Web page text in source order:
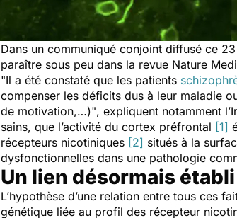
Dans un communiqué conjoint diffusé ce
paraître sous peu dans la revue Nature
"Il a été constaté que les patients
compenser les déficits dus à leur maladie
de motivation,…)", expliquent notamment
sains, que l’activité du cortex préfrontal [1]
récepteurs nicotiniques [2] situés à la
dysfonctionnelles dans une pathologie
Un lien désormais établi
L’hypothèse d’une relation entre tous ces
génétique liée au profil des récepteur